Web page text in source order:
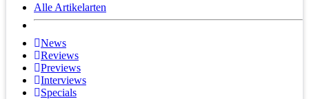
Alle Artikelarten
News
Reviews
Previews
Interviews
Specials